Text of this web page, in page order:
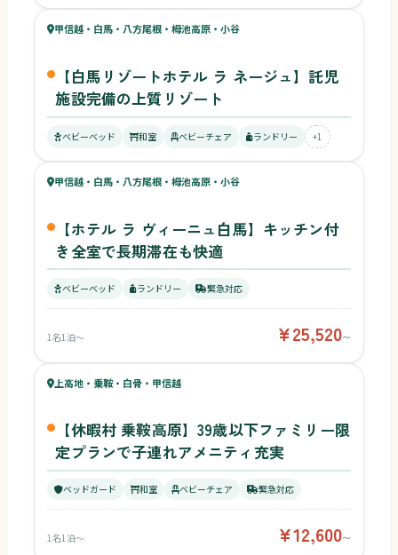
60ベビー
甲信越・白馬・八方尾根・栂池高原・小谷
【白馬リゾートホテル ラ ネージュ】託児
施設完備の上質リゾート
ベビーベッド 和室 ベビーチェア ランドリー +1
58ベビー
57キッズ
甲信越・白馬・八方尾根・栂池高原・小谷
【ホテル ラ ヴィーニュ白馬】キッチン付
き全室で長期滞在も快適
ベビーベッド ランドリー 緊急対応
1名1泊〜 ¥25,520〜
58ベビー
59キッズ
上高地・乗鞍・白骨・甲信越
【休暇村 乗鞍高原】39歳以下ファミリー限
定プランで子連れアメニティ充実
ベッドガード 和室 ベビーチェア 緊急対応
1名1泊〜 ¥12,600〜
55キッズ